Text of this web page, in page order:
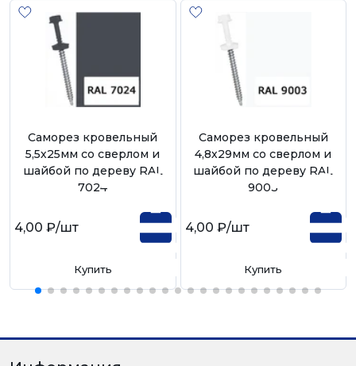
Саморез кровельный
5,5х25мм со сверлом и
шайбой по дереву RAL
7024
4,00 ₽/шт
Купить
Саморез кровельный
4,8х29мм со сверлом и
шайбой по дереву RAL
9003
4,00 ₽/шт
Купить